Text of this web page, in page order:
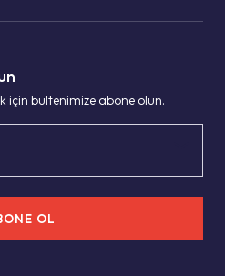
için bültenimize abone olun.
OL